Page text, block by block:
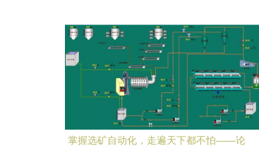
掌握选矿自动化，走遍天下都不怕——论